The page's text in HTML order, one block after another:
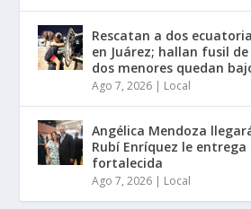
Rescatan a dos
en Juárez; hallan fusil
dos menores quedan
Ago 7, 2026 Local
Angélica Mendoza
Rubí Enríquez le
fortalecida
Ago 7, 2026 Local